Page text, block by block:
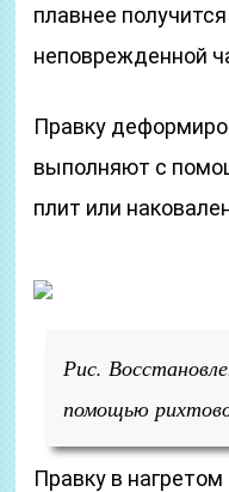
плавнее
неповрежденной
Правку
выполняют с
плит или
Рис.
помощью
Правку в